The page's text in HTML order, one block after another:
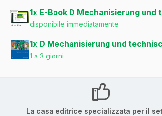
1x E-Book D Mechanisierung
disponibile immediatamente
1x D Mechanisierung und
1 a 3 giorni
La casa editrice specializzata per il